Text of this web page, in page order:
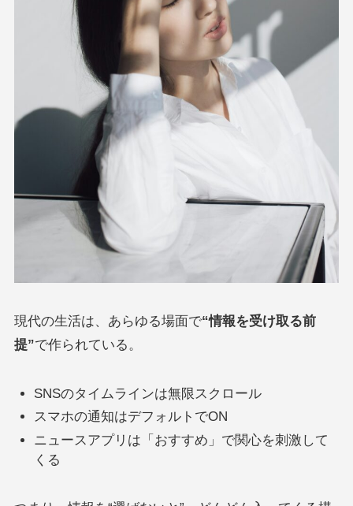
現代の生活は、あらゆる場面で“情報を受け取る前
提”で作られている。
SNSのタイムラインは無限スクロール
スマホの通知はデフォルトでON
ニュースアプリは「おすすめ」で関心を刺激して
くる